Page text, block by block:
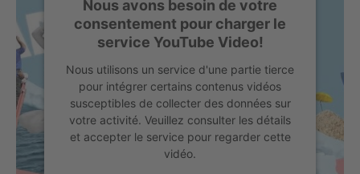
Nous avons besoin de votre
consentement pour charger le
service YouTube Video!
Nous utilisons un service d'une partie tierce
pour intégrer certains contenus vidéos
susceptibles de collecter des données sur
votre activité. Veuillez consulter les détails
et accepter le service pour regarder cette
vidéo.
Eilis Frawley, « Be A Lady » (Official Music Video), © Sinnbus